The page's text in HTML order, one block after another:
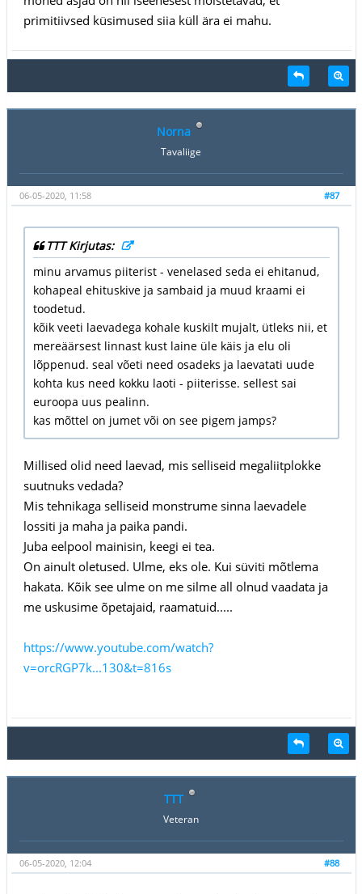
primitiivsed küsimused siia küll ära ei mahu.
Norna
Tavaliige
#87
06-05-2020, 11:58
TTT Kirjutas:
minu arvamus piiterist - venelased seda ei ehitanud,
kohapeal ehituskive ja sambaid ja muud kraami ei
toodetud.
kõik veeti laevadega kohale kuskilt mujalt, ütleks nii, et
mereäärsest linnast kust laine üle käis ja elu oli
lõppenud. seal võeti need osadeks ja laevatati uude
kohta kus need kokku laoti - piiterisse. sellest sai
euroopa uus pealinn.
kas mõttel on jumet või on see pigem jamps?
Millised olid need laevad, mis selliseid megaliitplokke
suutnuks vedada?
Mis tehnikaga selliseid monstrume sinna laevadele
lossiti ja maha ja paika pandi.
Juba eelpool mainisin, keegi ei tea.
On ainult oletused. Ulme, eks ole. Kui süviti mõtlema
hakata. Kõik see ulme on me silme all olnud vaadata ja
me uskusime õpetajaid, raamatuid.....
https://www.youtube.com/watch?
v=orcRGP7k...130&t=816s
TTT
Veteran
#88
06-05-2020, 12:04